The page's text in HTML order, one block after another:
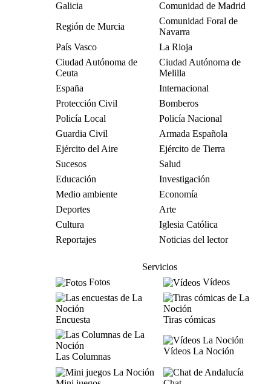
Galicia
Comunidad de Madrid
Región de Murcia
Comunidad Foral de
Navarra
País Vasco
La Rioja
Ciudad Autónoma de
Ceuta
Ciudad Autónoma de
Melilla
España
Internacional
Protección Civil
Bomberos
Policía Local
Policía Nacional
Guardia Civil
Armada Española
Ejército del Aire
Ejército de Tierra
Sucesos
Salud
Educación
Investigación
Medio ambiente
Economía
Deportes
Arte
Cultura
Iglesia Católica
Reportajes
Noticias del lector
Servicios
Fotos
Vídeos
Encuesta Tiras cómicas
Las Columnas
Vídeos La Noción